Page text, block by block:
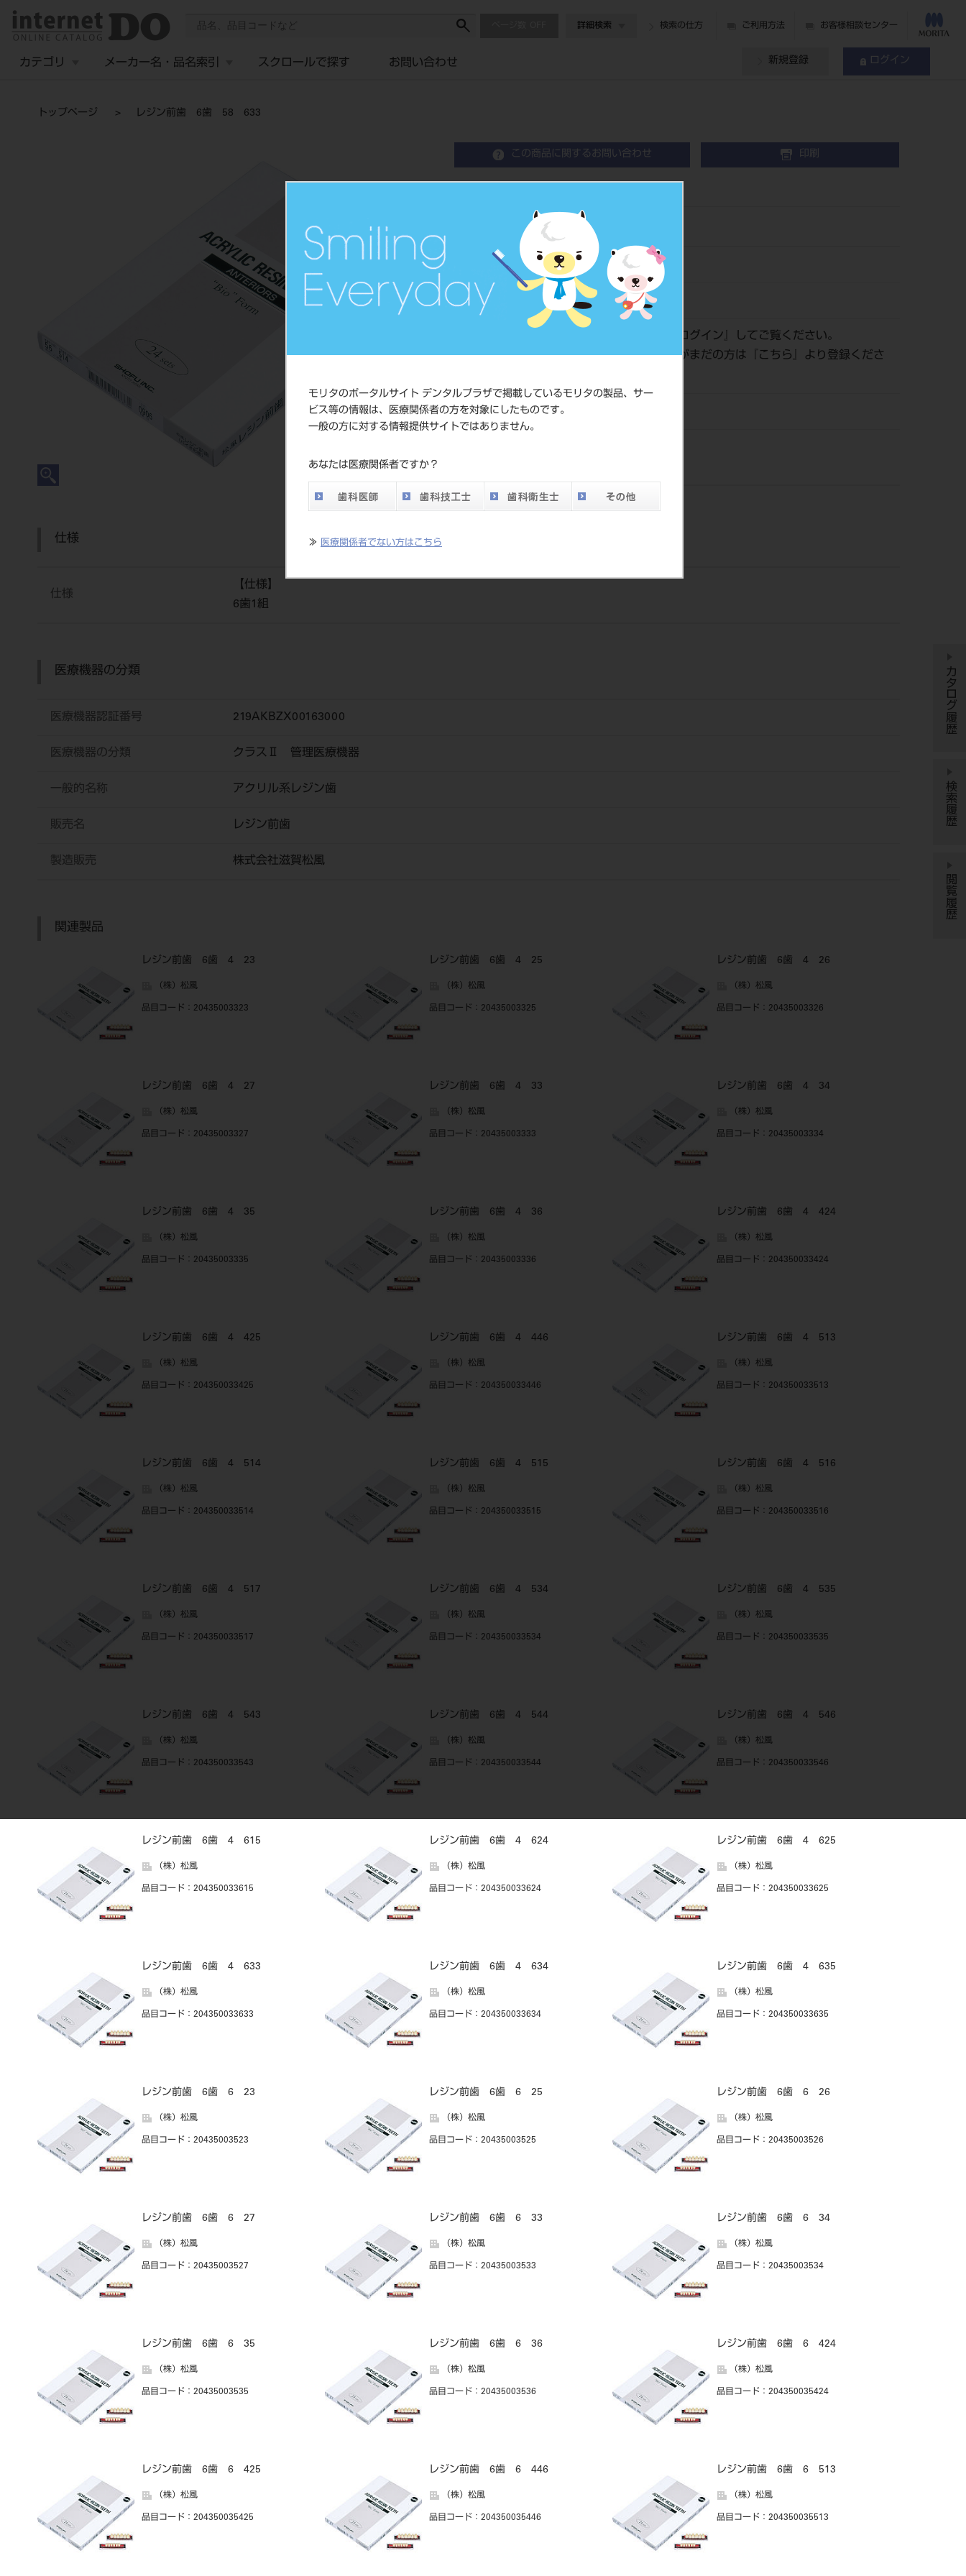
モリタのポータルサイト デンタルプラザで掲載しているモリタの製品、サー
ビス等の情報は、医療関係者の方を対象にしたものです。
一般の方に対する情報提供サイトではありません。
あなたは医療関係者ですか？
≫ 医療関係者でない方はこちら
詳細検索 検索の仕方 ご利用方法 お客様相談センター
カテゴリ メーカー名・品名索引 スクロールで探す お問い合わせ 新規登録 ログイン
トップページ レジン前歯 6歯 58 633
この商品に関するお問い合わせ 印刷
Resin Anterior Teeth
品目コード 204350038633
JAN/EANコード 4548162008435
標準価格
ログイン 』してご覧ください。
ネット会員登録がまだの方は『
こちら
』より登録くださ
メーカー
仕様
仕様
【仕様】
6歯1組
医療機器の分類
医療機器認証番号 219AKBZX00163000
医療機器の分類 クラスⅡ 管理医療機器
一般的名称 アクリル系レジン歯
販売名 レジン前歯
製造販売 株式会社滋賀松風
関連製品
レジン前歯 6歯 4 23
（株）松風
品目コード ：20435003323
レジン前歯 6歯 4 25
（株）松風
品目コード ：20435003325
レジン前歯 6歯 4 26
（株）松風
品目コード ：20435003326
レジン前歯 6歯 4 27
（株）松風
品目コード ：20435003327
レジン前歯 6歯 4 33
（株）松風
品目コード ：20435003333
レジン前歯 6歯 4 34
（株）松風
品目コード ：20435003334
レジン前歯 6歯 4 35
（株）松風
品目コード ：20435003335
レジン前歯 6歯 4 36
（株）松風
品目コード ：20435003336
レジン前歯 6歯 4 424
（株）松風
品目コード ：204350033424
レジン前歯 6歯 4 425
（株）松風
品目コード ：204350033425
レジン前歯 6歯 4 446
（株）松風
品目コード ：204350033446
レジン前歯 6歯 4 513
（株）松風
品目コード ：204350033513
レジン前歯 6歯 4 514
（株）松風
品目コード ：204350033514
レジン前歯 6歯 4 515
（株）松風
品目コード ：204350033515
レジン前歯 6歯 4 516
（株）松風
品目コード ：204350033516
レジン前歯 6歯 4 517
（株）松風
品目コード ：204350033517
レジン前歯 6歯 4 534
（株）松風
品目コード ：204350033534
レジン前歯 6歯 4 535
（株）松風
品目コード ：204350033535
レジン前歯 6歯 4 543
（株）松風
品目コード ：204350033543
レジン前歯 6歯 4 544
（株）松風
品目コード ：204350033544
レジン前歯 6歯 4 546
（株）松風
品目コード ：204350033546
レジン前歯 6歯 4 615
（株）松風
品目コード ：204350033615
レジン前歯 6歯 4 624
（株）松風
品目コード ：204350033624
レジン前歯 6歯 4 625
（株）松風
品目コード ：204350033625
レジン前歯 6歯 4 633
（株）松風
品目コード ：204350033633
レジン前歯 6歯 4 634
（株）松風
品目コード ：204350033634
レジン前歯 6歯 4 635
（株）松風
品目コード ：204350033635
レジン前歯 6歯 6 23
（株）松風
品目コード ：20435003523
レジン前歯 6歯 6 25
（株）松風
品目コード ：20435003525
レジン前歯 6歯 6 26
（株）松風
品目コード ：20435003526
レジン前歯 6歯 6 27
（株）松風
品目コード ：20435003527
レジン前歯 6歯 6 33
（株）松風
品目コード ：20435003533
レジン前歯 6歯 6 34
（株）松風
品目コード ：20435003534
レジン前歯 6歯 6 35
（株）松風
品目コード ：20435003535
レジン前歯 6歯 6 36
（株）松風
品目コード ：20435003536
レジン前歯 6歯 6 424
（株）松風
品目コード ：204350035424
レジン前歯 6歯 6 425
（株）松風
品目コード ：204350035425
レジン前歯 6歯 6 446
（株）松風
品目コード ：204350035446
レジン前歯 6歯 6 513
（株）松風
品目コード ：204350035513
カタログ履歴
検索履歴
閲覧履歴